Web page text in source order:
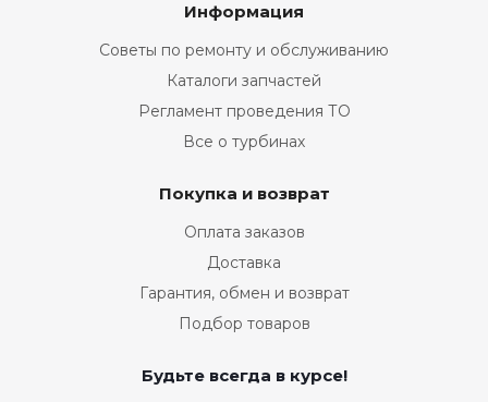
Информация
Советы по ремонту и обслуживанию
Каталоги запчастей
Регламент проведения ТО
Все о турбинах
Покупка и возврат
Оплата заказов
Доставка
Гарантия, обмен и возврат
Подбор товаров
Будьте всегда в курсе!